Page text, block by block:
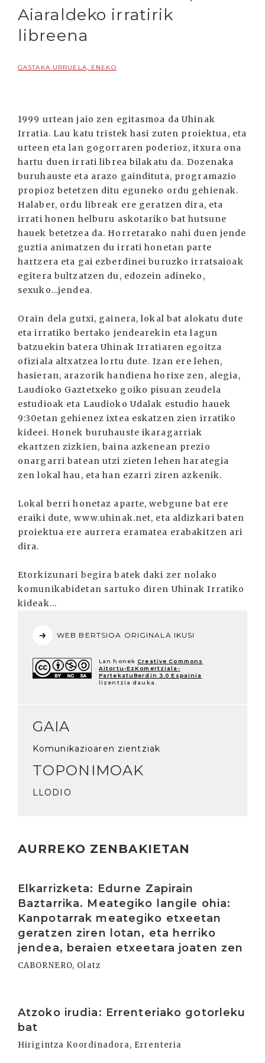
Aiaraldeko irratirik
libreena
GASTAKA URRUELA, ENEKO
1999 urtean jaio zen egitasmoa da Uhinak
Irratia. Lau katu tristek hasi zuten proiektua, eta
urteen eta lan gogorraren poderioz, itxura ona
hartu duen irrati librea bilakatu da. Dozenaka
buruhauste eta arazo gaindituta, programazio
propioz betetzen ditu eguneko ordu gehienak.
Halaber, ordu libreak ere geratzen dira, eta
irrati honen helburu askotariko bat hutsune
hauek betetzea da. Horretarako nahi duen jende
guztia animatzen du irrati honetan parte
hartzera eta gai ezberdinei buruzko irratsaioak
egitera bultzatzen du, edozein adineko,
sexuko...jendea.
Orain dela gutxi, gainera, lokal bat alokatu dute
eta irratiko bertako jendearekin eta lagun
batzuekin batera Uhinak Irratiaren egoitza
ofiziala altxatzea lortu dute. Izan ere lehen,
hasieran, arazorik handiena horixe zen, alegia,
Laudioko Gaztetxeko goiko pisuan zeudela
estudioak eta Laudioko Udalak estudio hauek
9:30etan gehienez ixtea eskatzen zien irratiko
kideei. Honek buruhauste ikaragarriak
ekartzen zizkien, baina azkenean prezio
onargarri batean utzi zieten lehen harategia
zen lokal hau, eta han ezarri ziren azkenik.
Lokal berri honetaz aparte, webgune bat ere
eraiki dute, www.uhinak.net, eta aldizkari baten
proiektua ere aurrera eramatea erabakitzen ari
dira.
Etorkizunari begira batek daki zer nolako
komunikabidetan sartuko diren Uhinak Irratiko
kideak...
WEB BERTSIOA ORIGINALA IKUSI
Lan honek Creative Commons
Aitortu-EzKomertziala-
PartekatuBerdin 3.0 Espainia
lizentzia dauka.
GAIA
Komunikazioaren zientziak
TOPONIMOAK
LLODIO
AURREKO ZENBAKIETAN
Elkarrizketa: Edurne Zapirain
Baztarrika. Meategiko langile ohia:
Kanpotarrak meategiko etxeetan
geratzen ziren lotan, eta herriko
jendea, beraien etxeetara joaten zen
CABORNERO, Olatz
Atzoko irudia: Errenteriako gotorleku
bat
Hirigintza Koordinadora, Errenteria